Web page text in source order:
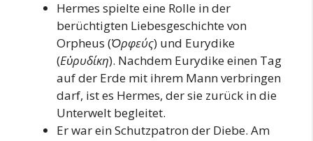
Hermes spielte eine Rolle in der
berüchtigten Liebesgeschichte von
Orpheus (Ὀρφεύς) und Eurydike
(Εὐρυδίκη). Nachdem Eurydike einen Tag
auf der Erde mit ihrem Mann verbringen
darf, ist es Hermes, der sie zurück in die
Unterwelt begleitet.
Er war ein Schutzpatron der Diebe. Am